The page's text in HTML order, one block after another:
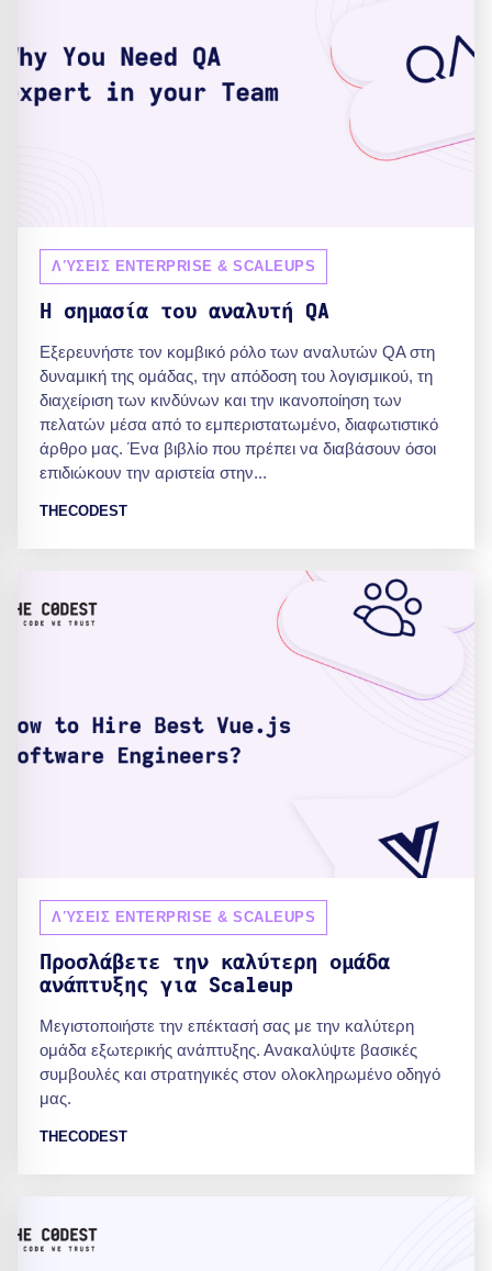
ΛΎΣΕΙΣ ENTERPRISE & SCALEUPS
Η σημασία του αναλυτή QA
Εξερευνήστε τον κομβικό ρόλο των αναλυτών QA στη
δυναμική της ομάδας, την απόδοση του λογισμικού, τη
διαχείριση των κινδύνων και την ικανοποίηση των
πελατών μέσα από το εμπεριστατωμένο, διαφωτιστικό
άρθρο μας. Ένα βιβλίο που πρέπει να διαβάσουν όσοι
επιδιώκουν την αριστεία στην...
THECODEST
ΛΎΣΕΙΣ ENTERPRISE & SCALEUPS
Προσλάβετε την καλύτερη ομάδα
ανάπτυξης για Scaleup
Μεγιστοποιήστε την επέκτασή σας με την καλύτερη
ομάδα εξωτερικής ανάπτυξης. Ανακαλύψτε βασικές
συμβουλές και στρατηγικές στον ολοκληρωμένο οδηγό
μας.
THECODEST